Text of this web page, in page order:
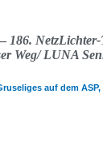
186.
Weg/ LUNA
auf dem